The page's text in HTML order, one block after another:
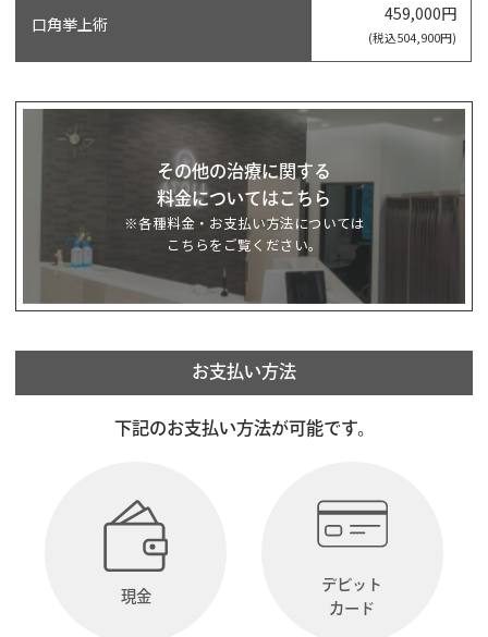
口角挙上術 459,000円
(税込504,900円)
その他の治療に関する
料金についてはこちら
※各種料金・お支払い方法については
こちらをご覧ください。
お支払い方法
下記のお支払い方法が可能です。
現金
デビット
カード